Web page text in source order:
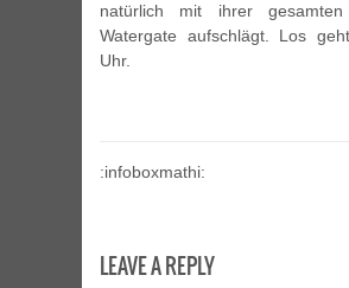
natürlich mit ihrer
Watergate aufschlägt. Los
Uhr.
:infoboxmathi:
LEAVE A REPLY